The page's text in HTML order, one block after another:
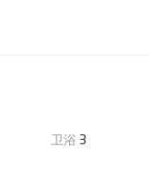
卫浴 3